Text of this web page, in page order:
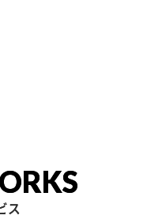
ス